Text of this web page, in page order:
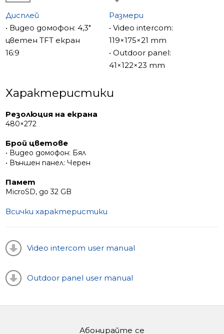
Дисплей
• Видео домофон: 4,3"
цветен TFT екран
16:9
Размери
• Video intercom:
119×175×21 mm
• Outdoor panel:
41×122×23 mm
Характеристики
Резолюция на екрана
480×272
Брой цветове
• Видео домофон: Бял
• Външен панел: Черен
Памет
MicroSD, до 32 GB
Всички характеристики
Video intercom user manual
Outdoor panel user manual
Абонирайте се